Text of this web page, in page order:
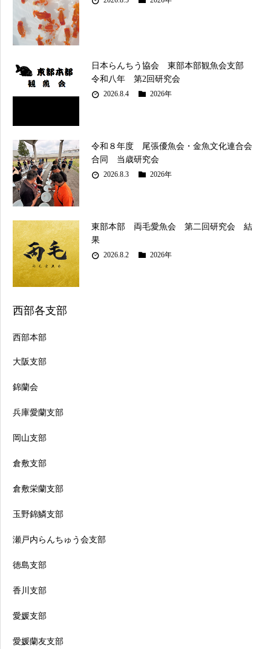
日本らんちう協会 東部本部観魚会支部
令和八年 第2回研究会
2026.8.4 2026年
令和８年度 尾張優魚会・金魚文化連合会
合同 当歳研究会
2026.8.3 2026年
東部本部 両毛愛魚会 第二回研究会 結
果
2026.8.2 2026年
西部各支部
西部本部
大阪支部
錦蘭会
兵庫愛蘭支部
岡山支部
倉敷支部
倉敷栄蘭支部
玉野錦鱗支部
瀬戸内らんちゅう会支部
徳島支部
香川支部
愛媛支部
愛媛蘭友支部